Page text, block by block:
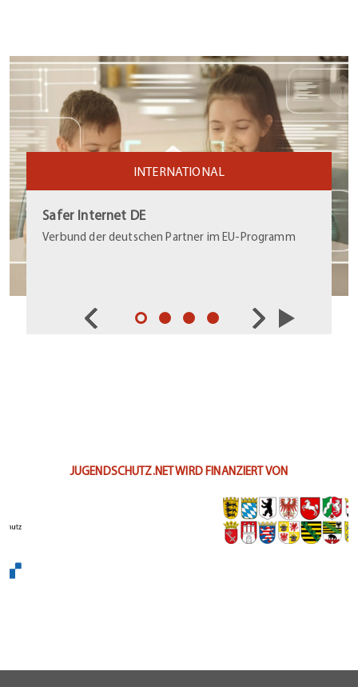
INTERNATIONAL
Safer Internet DE
Verbund der deutschen Partner im EU-Programm
JUGENDSCHUTZ.NET WIRD FINANZIERT VON